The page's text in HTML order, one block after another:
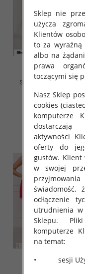
Szorty damskie Roz S-
Kolor Paczka 12
17.00 zł
szczegóły
Sklep nie
użycza
Klientów
to za wyraźną
albo na
prawa
toczącymi się
Nasz Sklep
cookies
komputerze
aktywności
oferty do
gustów. Klient
w swojej
świadomość,
odłączenie
utrudnienia
Sklepu.
komputerze
na temat:
• sesji